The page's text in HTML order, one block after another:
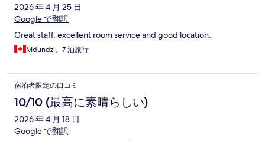
2026 年 4 月 25 日
Google で翻訳
Great staff, excellent room service and good location.
Mdundzi、7 泊旅行
宿泊者限定の口コミ
10/10 (最高に素晴らしい)
2026 年 4 月 18 日
Google で翻訳